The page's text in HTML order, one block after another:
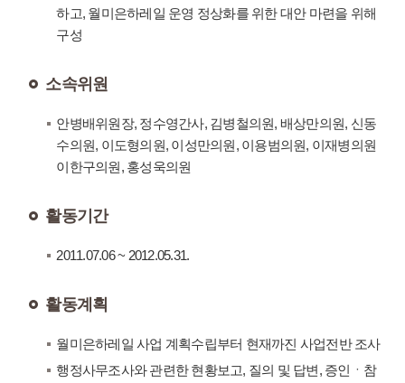
하고, 월미은하레일 운영 정상화를 위한 대안 마련을 위해
구성
소속위원
안병배위원장, 정수영간사, 김병철의원, 배상만의원, 신동
수의원, 이도형의원, 이성만의원, 이용범의원, 이재병의원
이한구의원, 홍성욱의원
활동기간
2011.07.06 ~ 2012.05.31.
활동계획
월미은하레일 사업 계획수립부터 현재까진 사업전반 조사
행정사무조사와 관련한 현황보고, 질의 및 답변, 증인ㆍ참